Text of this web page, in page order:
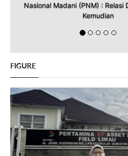
Nasional Madani (PNM) : Relasi
Kemudian
FIGURE
Previous